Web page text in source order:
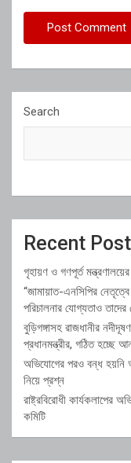
Search
Recent
গৃহায়ণ ও গণপূর্ত
“জামায়াত-এনসিপির
পরিচালনার যোগ্যতাও তাদের
বুড়িগঙ্গাসহ রাজধানীর
প্রধানমন্ত্রীর, গঠিত হচ্ছে
অভিযোগের পরও বন্ধ হয়নি
নিয়ে প্রশ্ন
রাষ্ট্রবিরোধী কার্যকলাপের
কমিটি